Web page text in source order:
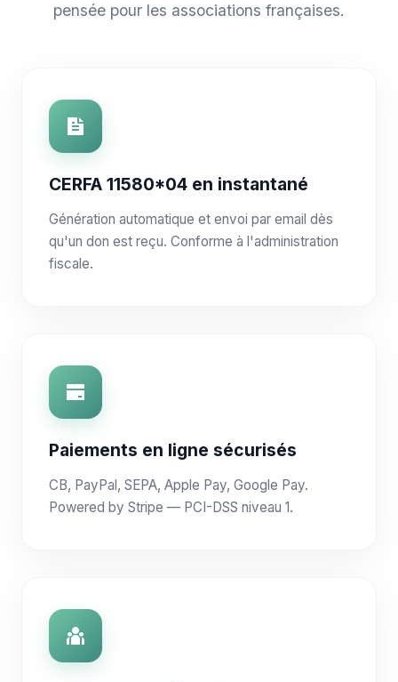
pensée pour les associations françaises.
CERFA 11580*04 en instantané
Génération automatique et envoi par email dès
qu'un don est reçu. Conforme à l'administration
fiscale.
Paiements en ligne sécurisés
CB, PayPal, SEPA, Apple Pay, Google Pay.
Powered by Stripe — PCI-DSS niveau 1.